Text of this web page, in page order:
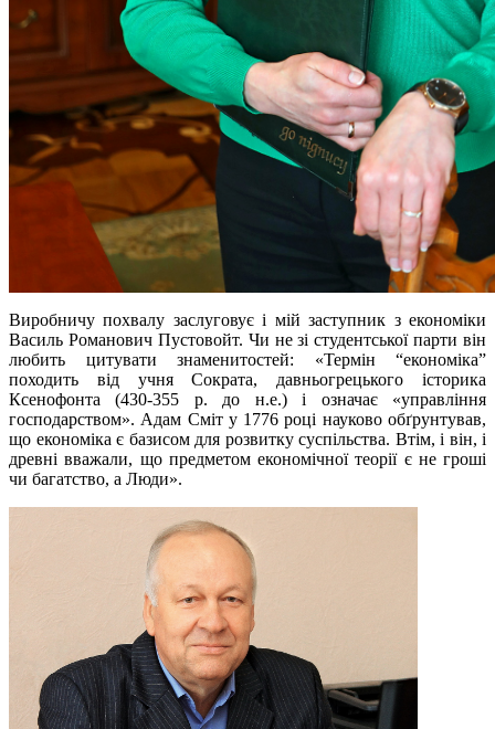
Виробничу похвалу заслуговує і мій заступник з економіки
Василь Романович Пустовойт. Чи не зі студентської парти він
любить цитувати знаменитостей: «Термін “економіка”
походить від учня Сократа, давньогрецького історика
Ксенофонта (430-355 р. до н.е.) і означає «управління
господарством». Адам Сміт у 1776 році науково обґрунтував,
що економіка є базисом для розвитку суспільства. Втім, і він, і
древні вважали, що предметом економічної теорії є не гроші
чи багатство, а Люди».